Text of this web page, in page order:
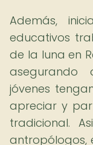
Además,
educativos
de la luna en
asegurando
jóvenes
apreciar y
tradicional.
antropólogos,